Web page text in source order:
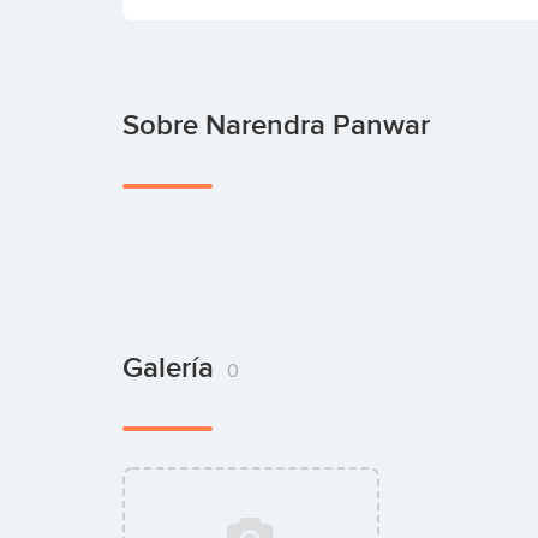
Sobre Narendra Panwar
Galería 0